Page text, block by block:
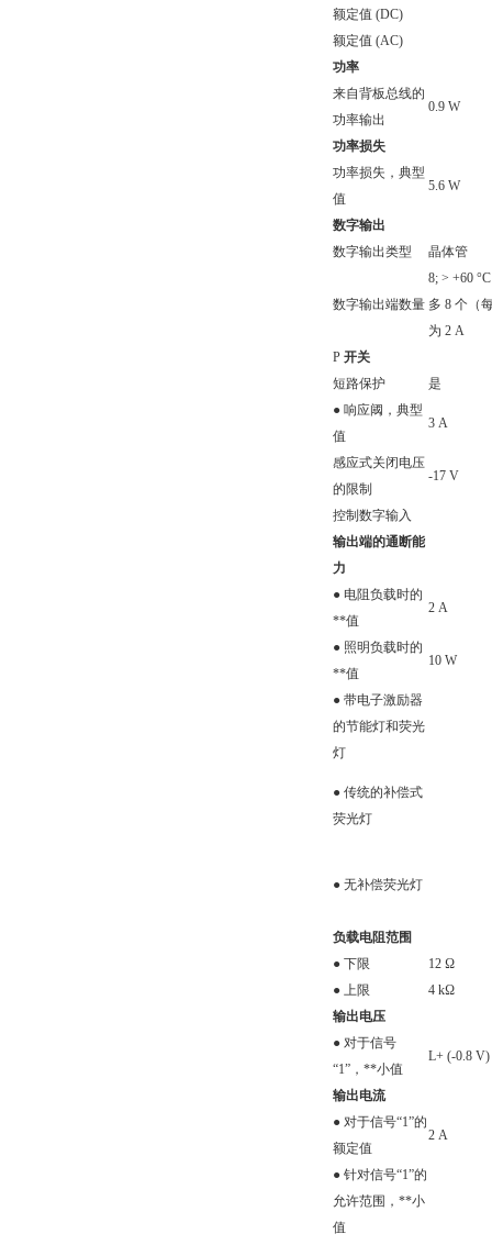
额定值 (DC)
额定值 (AC)
功率
来自背板总线的
功率输出
0.9 W
功率损失
功率损失，典型
值
5.6 W
数字输出
数字输出类型
晶体管
数字输出端数量
8; > +60
多 8 个（
为 2 A
P 开关
短路保护
是
● 响应阈，典型
值
3 A
感应式关闭电压
的限制
-17 V
控制数字输入
输出端的通断能
力
● 电阻负载时的
**值
2 A
● 照明负载时的
**值
10 W
● 带电子激励器
的节能灯和荧光
灯
● 传统的补偿式
荧光灯
● 无补偿荧光灯
负载电阻范围
● 下限
12 Ω
● 上限
4 kΩ
输出电压
● 对于信号
“1”，**小值
L+ (-0.8 V)
输出电流
● 对于信号“1”的
额定值
2 A
● 针对信号“1”的
允许范围，**小
值